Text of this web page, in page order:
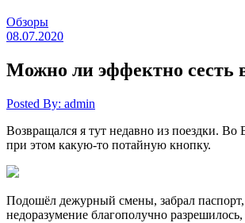
Обзоры
08.07.2020
Можно ли эффектно сесть
Posted By: admin
Возвращался я тут недавно из поездки.
при этом какую-то потайную кнопку.
Подошёл дежурный смены, забрал
недоразумение благополучно